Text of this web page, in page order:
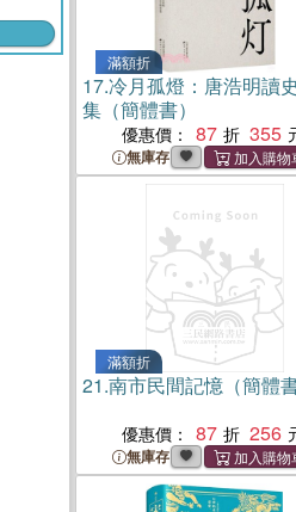
滿額折
17.冷月孤燈：唐浩明讀
集（簡體書）
優惠價： 87 355
無庫存
滿額折
21.南市民間記憶（簡體書
優惠價： 87 256
無庫存